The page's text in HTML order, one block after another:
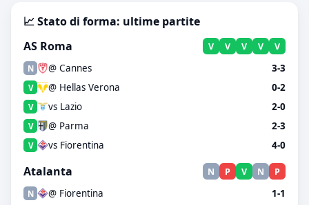
📈 Stato di forma: ultime partite
AS Roma
V V V V V
N @ Cannes 3-3
V @ Hellas Verona 0-2
V vs Lazio 2-0
V @ Parma 2-3
V vs Fiorentina 4-0
Atalanta N P V N P
N @ Fiorentina 1-1